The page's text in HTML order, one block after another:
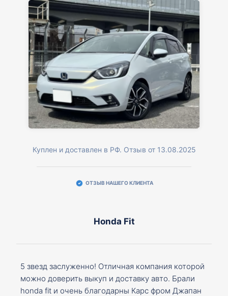
Куплен и доставлен в РФ. Отзыв от 13.08.2025
ОТЗЫВ НАШЕГО КЛИЕНТА
Honda Fit
5 звезд заслуженно! Отличная компания которой
можно доверить выкуп и доставку авто. Брали
honda fit и очень благодарны Карс фром Джапан